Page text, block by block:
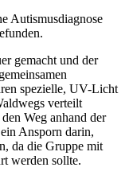
Autismusdiagnose
gemacht und der
spezielle, UV-Licht
verteilt
Weg anhand der
Ansporn darin,
da die Gruppe mit
werden sollte.